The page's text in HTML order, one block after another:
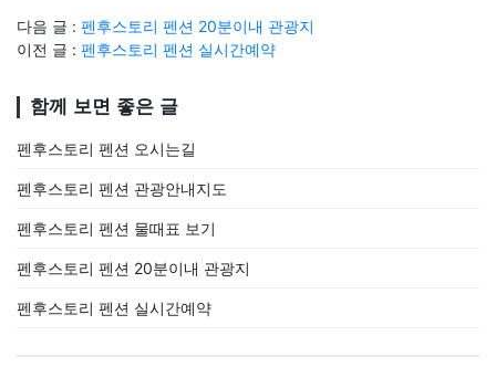
다음 글 : 펜후스토리 펜션 20분이내 관광지
이전 글 : 펜후스토리 펜션 실시간예약
함께 보면 좋은 글
펜후스토리 펜션 오시는길
펜후스토리 펜션 관광안내지도
펜후스토리 펜션 물때표 보기
펜후스토리 펜션 20분이내 관광지
펜후스토리 펜션 실시간예약